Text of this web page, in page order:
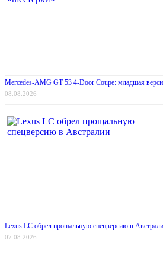
Mercedes-AMG GT 53 4-Door Coupe: младшая
08.08.2026
Lexus LC обрел прощальную спецверсию в
07.08.2026